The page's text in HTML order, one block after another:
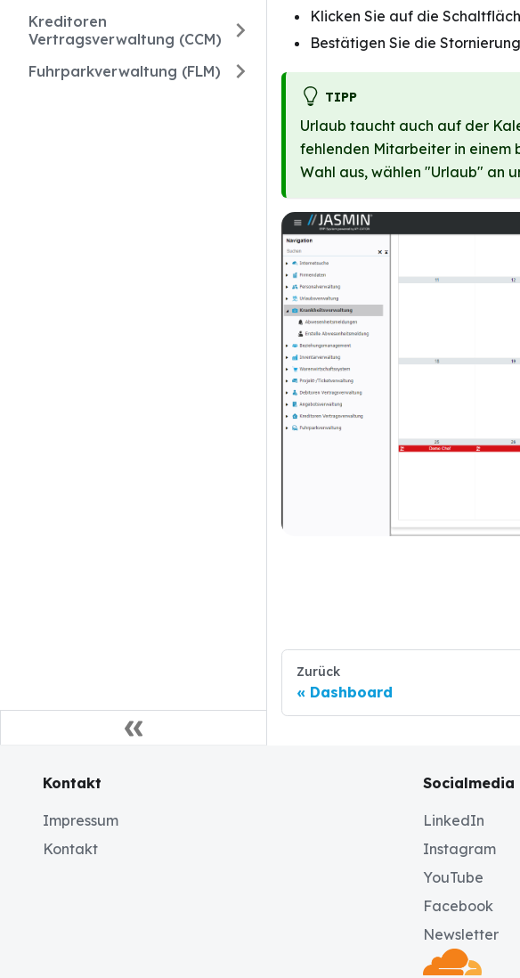
Kreditoren
Vertragsverwaltung (CCM)
Fuhrparkverwaltung (FLM)
Klicken Sie auf die
Bestätigen Sie die
TIPP
Urlaub taucht auch auf der
fehlenden Mitarbeiter in einem
Wahl aus, wählen "Urlaub" an
Zurück
Dashboard
Kontakt
Impressum
Kontakt
Socialmedia
LinkedIn
Instagram
YouTube
Facebook
Newsletter